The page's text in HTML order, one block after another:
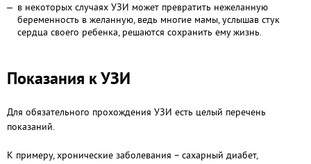
в некоторых случаях УЗИ может превратить нежеланную
беременность в желанную, ведь многие мамы, услышав стук
сердца своего ребенка, решаются сохранить ему жизнь.
Показания к УЗИ
Для обязательного прохождения УЗИ есть целый перечень
показаний.
К примеру, хронические заболевания – сахарный диабет,